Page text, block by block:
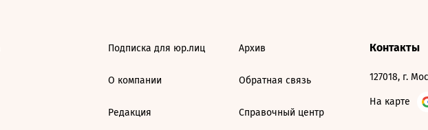
Подписка для юр.лиц
О компании
Редакция
Архив
Обратная связь
Справочный центр
Контакты
127018, г.
На карте